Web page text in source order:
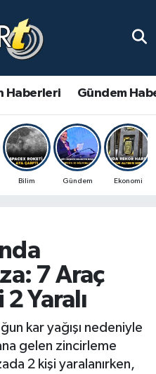
Haberleri Gündem
Bilim Gündem Ekonomi
7 Araç
Yaralı
kar yağışı nedeniyle
gelen zincirleme
2 kişi yaralanırken,